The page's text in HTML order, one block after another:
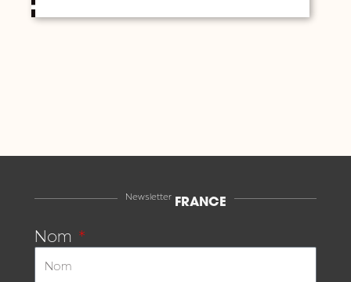
Newsletter
FRANCE
Nom